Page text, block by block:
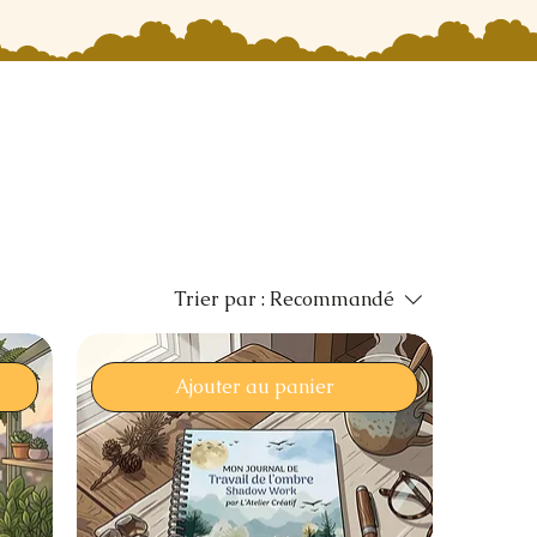
Trier par : Recommandé
Ajouter au panier